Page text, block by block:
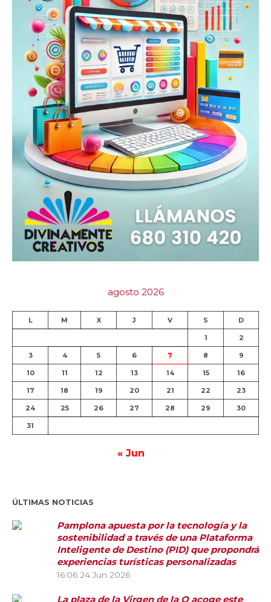
agosto 2026
L M X J V S D
1 2
3 4 5 6 7 8 9
10 11 12 13 14 15 16
17 18 19 20 21 22 23
24 25 26 27 28 29 30
31
« Jun
ÚLTIMAS NOTICIAS
Pamplona apuesta por la tecnología y la
sostenibilidad a través de una Plataforma
Inteligente de Destino (PID) que propondrá
experiencias turísticas personalizadas
16:06 24 Jun 2026
La plaza de la Virgen de la O acoge este